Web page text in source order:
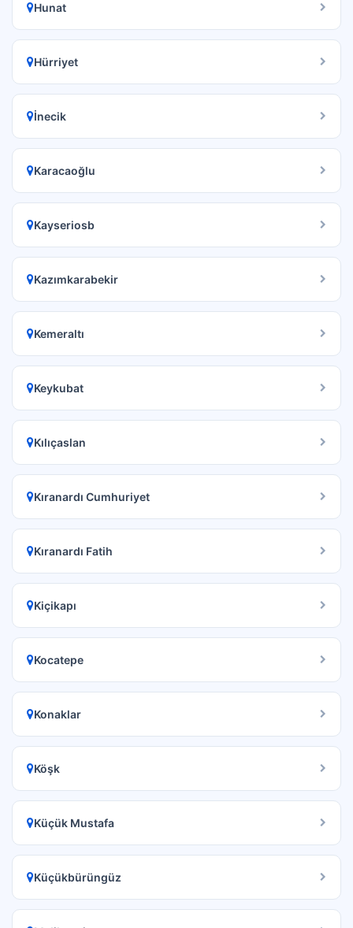
Hunat
Hürriyet
İnecik
Karacaoğlu
Kayseriosb
Kazımkarabekir
Kemeraltı
Keykubat
Kılıçaslan
Kıranardı Cumhuriyet
Kıranardı Fatih
Kiçikapı
Kocatepe
Konaklar
Köşk
Küçük Mustafa
Küçükbürüngüz